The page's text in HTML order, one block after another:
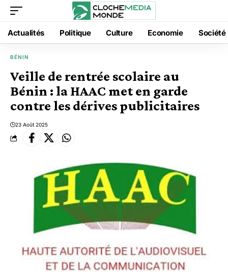
Actualités Politique Culture Economie Société
BÉNIN
Veille de rentrée scolaire au
Bénin : la HAAC met en garde
contre les dérives publicitaires
23 Août 2025